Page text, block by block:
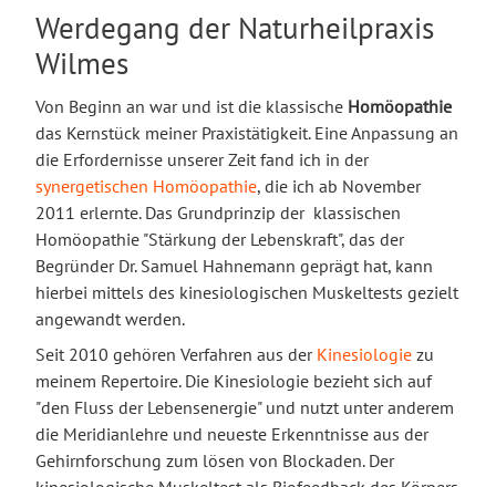
Werdegang der Naturheilpraxis
Wilmes
Von Beginn an war und ist die klassische Homöopathie
das Kernstück meiner Praxistätigkeit. Eine Anpassung an
die Erfordernisse unserer Zeit fand ich in der
synergetischen Homöopathie, die ich ab November
2011 erlernte. Das Grundprinzip der klassischen
Homöopathie "Stärkung der Lebenskraft", das der
Begründer Dr. Samuel Hahnemann geprägt hat, kann
hierbei mittels des kinesiologischen Muskeltests gezielt
angewandt werden.
Seit 2010 gehören Verfahren aus der Kinesiologie zu
meinem Repertoire. Die Kinesiologie bezieht sich auf
"den Fluss der Lebensenergie" und nutzt unter anderem
die Meridianlehre und neueste Erkenntnisse aus der
Gehirnforschung zum lösen von Blockaden. Der